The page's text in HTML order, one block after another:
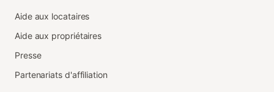
Aide aux locataires
Aide aux propriétaires
Presse
Partenariats d'affiliation